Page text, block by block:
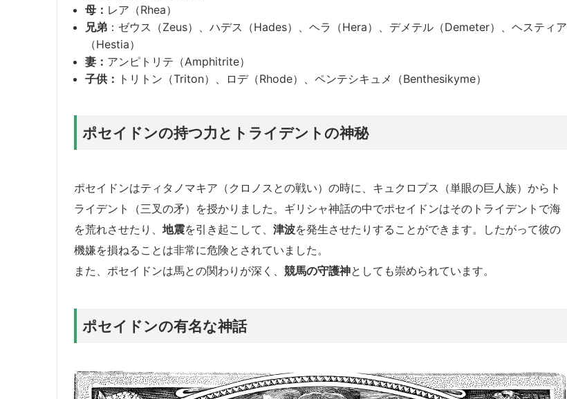
母： レア（Rhea）
兄弟 ：ゼウス（Zeus）、ハデス（Hades）、ヘラ（Hera）、デメテル（Demeter）、ヘスティア
（Hestia）
妻： アンピトリテ（Amphitrite）
子供： トリトン（Triton）、ロデ（Rhode）、ペンテシキュメ（Benthesikyme）
ポセイドンの持つ力とトライデントの神秘
ポセイドンはティタノマキア（クロノスとの戦い）の時に、キュクロプス（単眼の巨人族）からト
ライデント（三叉の矛）を授かりました。ギリシャ神話の中でポセイドンはそのトライデントで海
を荒れさせたり、 地震を引き起こして、 津波を発生させたりすることができます。したがって彼の
機嫌を損ねることは非常に危険とされていました。
また、ポセイドンは馬との関わりが深く、 競馬の守護神としても崇められています。
ポセイドンの有名な神話